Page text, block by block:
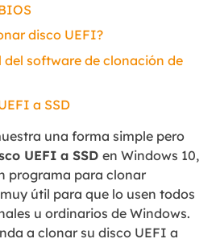
disco UEFI?
del software de clonación de
a SSD
una forma simple pero
UEFI a SSD en Windows 10,
programa para clonar
útil para que lo usen todos
u ordinarios de Windows.
a clonar su disco UEFI a